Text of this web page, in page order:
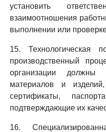
установить
взаимоотношения
выполнении или
15. Технологическая
производственный
организации должны
материалов и
сертификаты,
подтверждающие их
16.